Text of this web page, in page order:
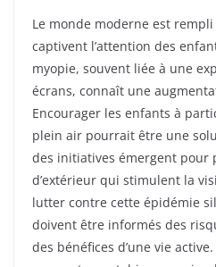
Le monde moderne est
captivent l’attention des
myopie, souvent liée à une
écrans, connaît une
Encourager les enfants à
plein air pourrait être une
des initiatives émergent pour
d’extérieur qui stimulent la
lutter contre cette épidémie
doivent être informés des
des bénéfices d’une vie